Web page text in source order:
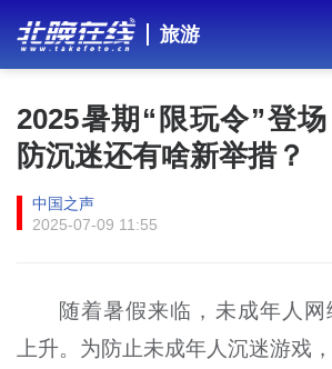
旅游
2025暑期“限玩令”登
防沉迷还有啥新举措？
中国之声
2025-07-09 11:55
随着暑假来临，未成年人
上升。为防止未成年人沉迷游戏